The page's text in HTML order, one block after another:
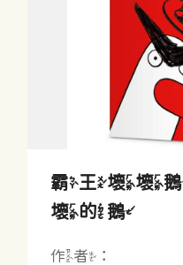
霸王壞壞
壞的鵝
作者：